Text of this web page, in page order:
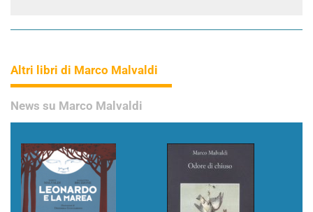
Altri libri di Marco Malvaldi
News su Marco Malvaldi